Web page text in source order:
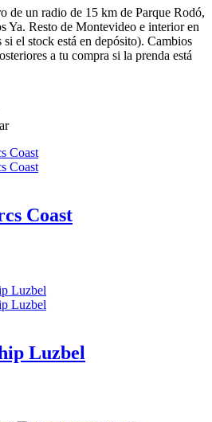
de un radio de 15 km de Parque Rodó,
Ya. Resto de Montevideo e interior en
el stock está en depósito). Cambios
a tu compra si la prenda está
Coast
Luzbel